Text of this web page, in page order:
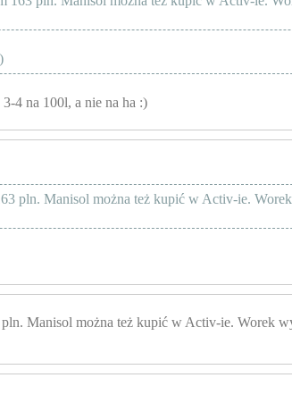
4 na 100l, a nie na ha :)
pln. Manisol można też kupić w Activ-ie.
Manisol można też kupić w Activ-ie. Worek